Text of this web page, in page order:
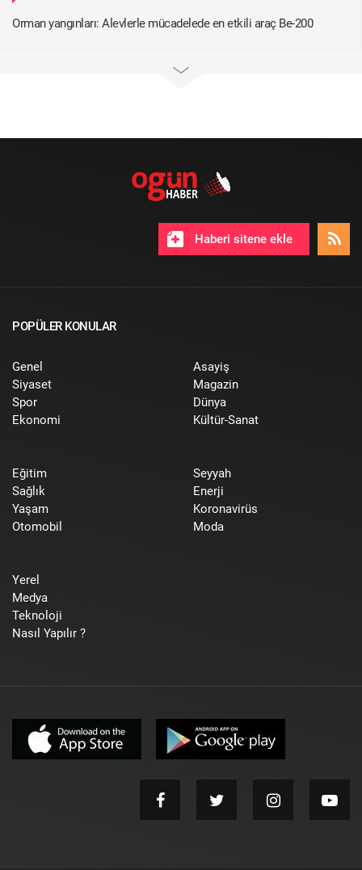
Orman yangınları: Alevlerle mücadelede en etkili araç Be-200
Haberi sitene ekle
POPÜLER KONULAR
Genel
Siyaset
Spor
Ekonomi
Asayiş
Magazin
Dünya
Kültür-Sanat
Eğitim
Sağlık
Yaşam
Otomobil
Seyyah
Enerji
Koronavirüs
Moda
Yerel
Medya
Teknoloji
Nasıl Yapılır ?